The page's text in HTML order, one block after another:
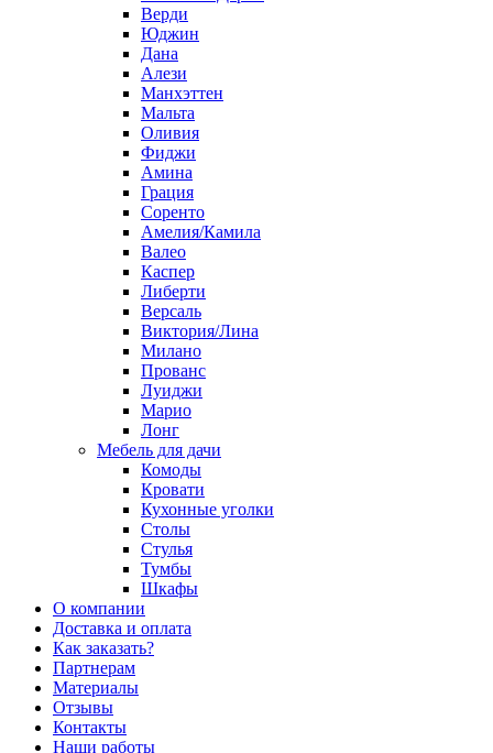
Верди
Юджин
Дана
Алези
Манхэттен
Мальта
Оливия
Фиджи
Амина
Грация
Соренто
Амелия/Камила
Валео
Каспер
Либерти
Версаль
Виктория/Лина
Милано
Прованс
Луиджи
Марио
Лонг
Мебель для дачи
Комоды
Кровати
Кухонные уголки
Столы
Стулья
Тумбы
Шкафы
О компании
Доставка и оплата
Как заказать?
Партнерам
Материалы
Отзывы
Контакты
Наши работы